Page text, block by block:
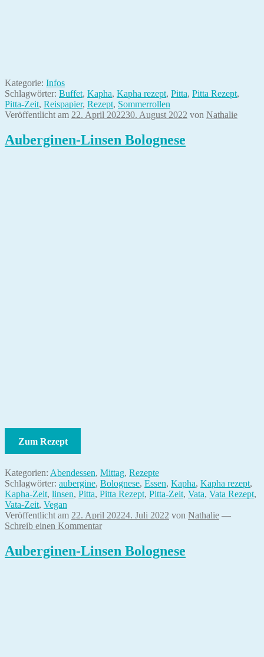
Kategorie: Infos
Schlagwörter: Buffet, Kapha, Kapha rezept, Pitta, Pitta Rezept,
Pitta-Zeit, Reispapier, Rezept, Sommerrollen
Veröffentlicht am 22. April 202230. August 2022 von Nathalie
Auberginen-Linsen Bolognese
Zum Rezept
Kategorien: Abendessen, Mittag, Rezepte
Schlagwörter: aubergine, Bolognese, Essen, Kapha, Kapha rezept,
Kapha-Zeit, linsen, Pitta, Pitta Rezept, Pitta-Zeit, Vata, Vata Rezept,
Vata-Zeit, Vegan
Veröffentlicht am 22. April 20224. Juli 2022 von Nathalie —
Schreib einen Kommentar
Auberginen-Linsen Bolognese